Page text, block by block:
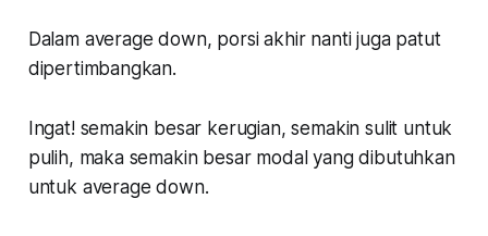
Dalam average down, porsi akhir nanti juga patut
dipertimbangkan.
Ingat! semakin besar kerugian, semakin sulit untuk
pulih, maka semakin besar modal yang dibutuhkan
untuk average down.